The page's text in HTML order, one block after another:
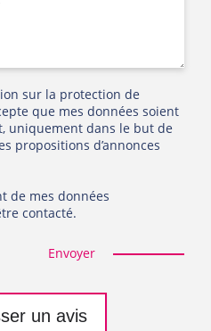
sur la protection de
que mes données soient
uniquement dans le but de
propositions d’annonces
de mes données
contacté.
Envoyer
un avis